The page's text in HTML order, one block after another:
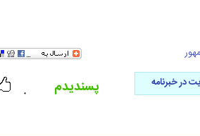
در خبرنامه
۰ پسندیدم